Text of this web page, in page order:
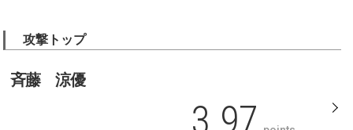
攻撃トップ
斉藤 涼優
3.97